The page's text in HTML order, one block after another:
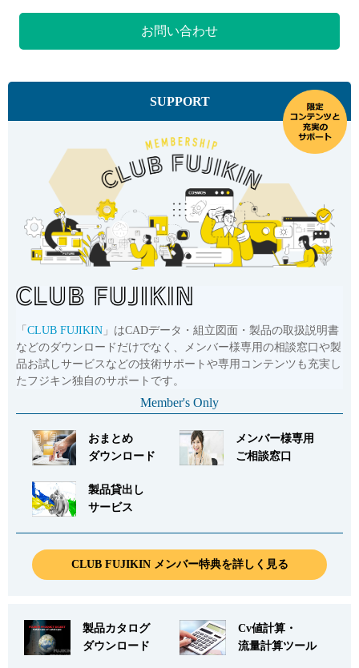
お問い合わせ
SUPPORT
「 CLUB FUJIKIN 」はCADデータ・組立図面・製品の取扱説明書
などのダウンロードだけでなく、メンバー様専用の相談窓口や製
品お試しサービスなどの技術サポートや専用コンテンツも充実し
たフジキン独自のサポートです。
Member's Only
おまとめ
ダウンロード
メンバー様専用
ご相談窓口
製品貸出し
サービス
CLUB FUJIKIN メンバー特典を詳しく見る
製品カタログ
ダウンロード
Cv値計算・
流量計算ツール